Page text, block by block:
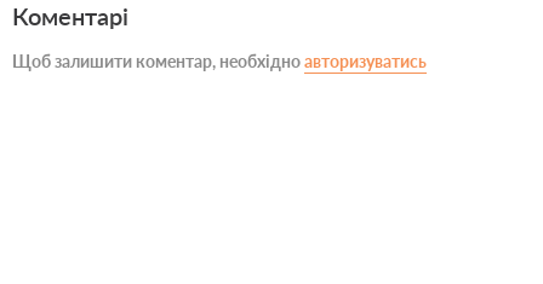
Коментарі
Щоб залишити коментар, необхідноавторизуватись